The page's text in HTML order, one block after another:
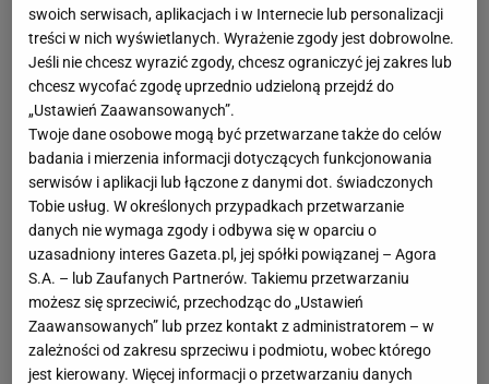
swoich serwisach, aplikacjach i w Internecie lub personalizacji
treści w nich wyświetlanych. Wyrażenie zgody jest dobrowolne.
Jeśli nie chcesz wyrazić zgody, chcesz ograniczyć jej zakres lub
chcesz wycofać zgodę uprzednio udzieloną przejdź do
„Ustawień Zaawansowanych”.
Twoje dane osobowe mogą być przetwarzane także do celów
badania i mierzenia informacji dotyczących funkcjonowania
serwisów i aplikacji lub łączone z danymi dot. świadczonych
Tobie usług. W określonych przypadkach przetwarzanie
danych nie wymaga zgody i odbywa się w oparciu o
uzasadniony interes Gazeta.pl, jej spółki powiązanej – Agora
S.A. – lub Zaufanych Partnerów. Takiemu przetwarzaniu
możesz się sprzeciwić, przechodząc do „Ustawień
Zaawansowanych” lub przez kontakt z administratorem – w
zależności od zakresu sprzeciwu i podmiotu, wobec którego
jest kierowany. Więcej informacji o przetwarzaniu danych